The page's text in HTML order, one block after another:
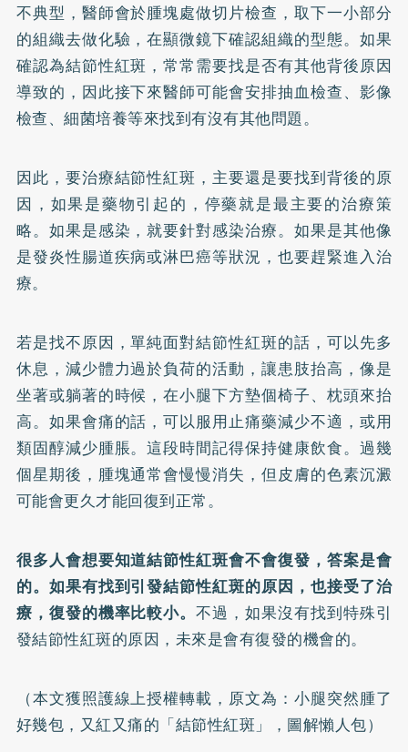
不典型，醫師會於腫塊處做切片檢查，取下一小部分
的組織去做化驗，在顯微鏡下確認組織的型態。如果
確認為結節性紅斑，常常需要找是否有其他背後原因
導致的，因此接下來醫師可能會安排抽血檢查、影像
檢查、細菌培養等來找到有沒有其他問題。
因此，要治療結節性紅斑，主要還是要找到背後的原
因，如果是藥物引起的，停藥就是最主要的治療策
略。如果是感染，就要針對感染治療。如果是其他像
是發炎性腸道疾病或淋巴癌等狀況，也要趕緊進入治
療。
若是找不原因，單純面對結節性紅斑的話，可以先多
休息，減少體力過於負荷的活動，讓患肢抬高，像是
坐著或躺著的時候，在小腿下方墊個椅子、枕頭來抬
高。如果會痛的話，可以服用止痛藥減少不適，或用
類固醇減少腫脹。這段時間記得保持健康飲食。過幾
個星期後，腫塊通常會慢慢消失，但皮膚的色素沉澱
可能會更久才能回復到正常。
很多人會想要知道結節性紅斑會不會復發，答案是會
的。如果有找到引發結節性紅斑的原因，也接受了治
療，復發的機率比較小。不過，如果沒有找到特殊引
發結節性紅斑的原因，未來是會有復發的機會的。
（本文獲照護線上授權轉載，原文為： 小腿突然腫了
好幾包，又紅又痛的「結節性紅斑」，圖解懶人包）